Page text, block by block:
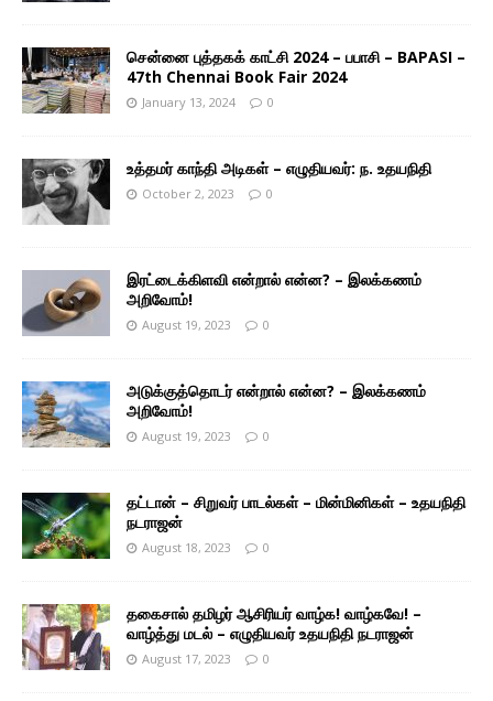
சென்னை புத்தகக் காட்சி 2024 – பபாசி – BAPASI –
47th Chennai Book Fair 2024
January 13, 2024 0
உத்தமர் காந்தி அடிகள் – எழுதியவர்: ந. உதயநிதி
October 2, 2023 0
இரட்டைக்கிளவி என்றால் என்ன? – இலக்கணம்
அறிவோம்!
August 19, 2023 0
அடுக்குத்தொடர் என்றால் என்ன? – இலக்கணம்
அறிவோம்!
August 19, 2023 0
தட்டான் – சிறுவர் பாடல்கள் – மின்மினிகள் – உதயநிதி
நடராஜன்
August 18, 2023 0
தகைசால் தமிழர் ஆசிரியர் வாழ்க! வாழ்கவே! –
வாழ்த்து மடல் – எழுதியவர் உதயநிதி நடராஜன்
August 17, 2023 0